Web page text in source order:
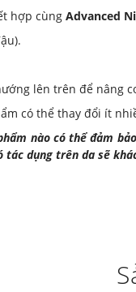
hợp cùng Advanced
lên trên để nâng
có thể thay đổi ít
nào có thể đảm
tác dụng trên da sẽ